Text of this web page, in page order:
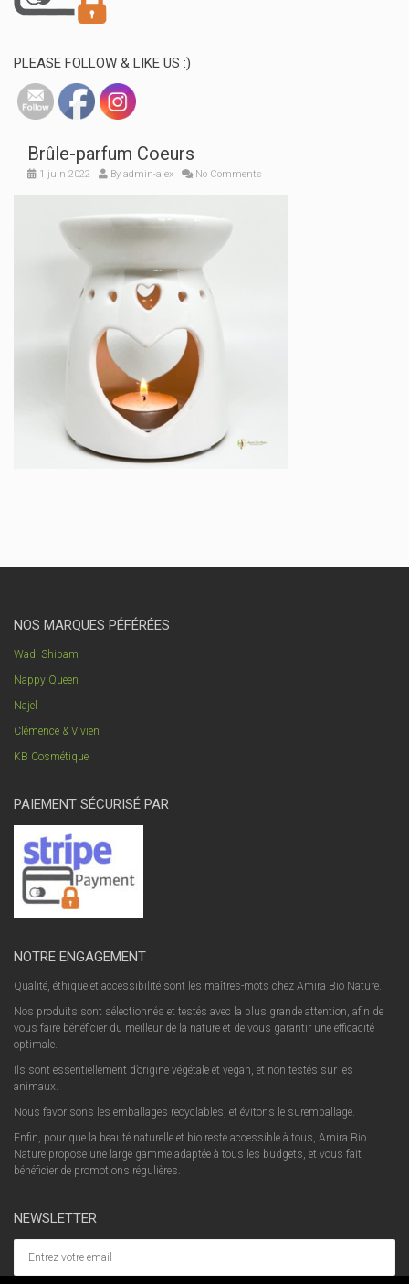
PLEASE FOLLOW & LIKE US :)
Brûle-parfum Coeurs
1 juin 2022 By admin-alex No Comments
NOS MARQUES PÉFÉRÉES
Wadi Shibam
Nappy Queen
Najel
Clémence & Vivien
KB Cosmétique
PAIEMENT SÉCURISÉ PAR
NOTRE ENGAGEMENT
Qualité, éthique et accessibilité sont les maîtres-mots chez Amira Bio Nature.
Nos produits sont sélectionnés et testés avec la plus grande attention, afin de
vous faire bénéficier du meilleur de la nature et de vous garantir une efficacité
optimale.
Ils sont essentiellement d’origine végétale et vegan, et non testés sur les
animaux.
Nous favorisons les emballages recyclables, et évitons le suremballage.
Enfin, pour que la beauté naturelle et bio reste accessible à tous, Amira Bio
Nature propose une large gamme adaptée à tous les budgets, et vous fait
bénéficier de promotions régulières.
NEWSLETTER